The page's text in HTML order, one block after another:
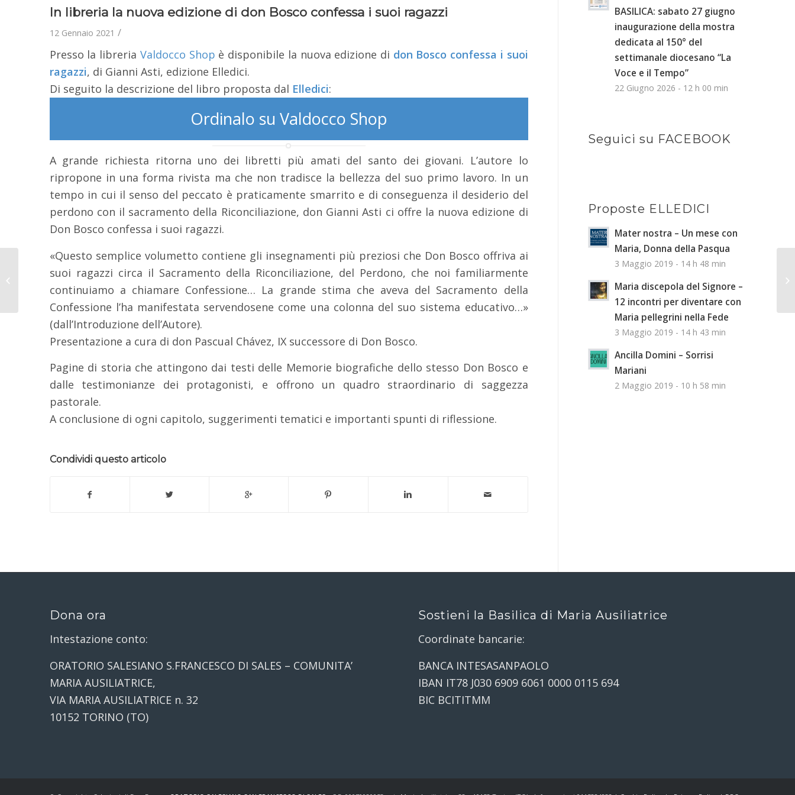
In libreria la nuova edizione di don Bosco confessa i suoi ragazzi
12 Gennaio 2021 /
Presso la libreria Valdocco Shop è disponibile la nuova edizione di don Bosco confessa i suoi
ragazzi, di Gianni Asti, edizione Elledici.
Di seguito la descrizione del libro proposta dal Elledici:
Ordinalo su Valdocco Shop
A grande richiesta ritorna uno dei libretti più amati del santo dei giovani. L’autore lo
ripropone in una forma rivista ma che non tradisce la bellezza del suo primo lavoro. In un
tempo in cui il senso del peccato è praticamente smarrito e di conseguenza il desiderio del
perdono con il sacramento della Riconciliazione, don Gianni Asti ci offre la nuova edizione di
Don Bosco confessa i suoi ragazzi.
«Questo semplice volumetto contiene gli insegnamenti più preziosi che Don Bosco offriva ai
suoi ragazzi circa il Sacramento della Riconciliazione, del Perdono, che noi familiarmente
continuiamo a chiamare Confessione… La grande stima che aveva del Sacramento della
Confessione l’ha manifestata servendosene come una colonna del suo sistema educativo…»
(dall’Introduzione dell’Autore).
Presentazione a cura di don Pascual Chávez, IX successore di Don Bosco.
Pagine di storia che attingono dai testi delle Memorie biografiche dello stesso Don Bosco e
dalle testimonianze dei protagonisti, e offrono un quadro straordinario di saggezza
pastorale.
A conclusione di ogni capitolo, suggerimenti tematici e importanti spunti di riflessione.
Condividi questo articolo
BASILICA: sabato 27 giugno
inaugurazione della mostra
dedicata al 150° del
settimanale diocesano “La
Voce e il Tempo”
22 Giugno 2026 - 12 h 00 min
Seguici su FACEBOOK
Proposte ELLEDICI
Mater nostra – Un mese con
Maria, Donna della Pasqua
3 Maggio 2019 - 14 h 48 min
Maria discepola del Signore –
12 incontri per diventare con
Maria pellegrini nella Fede
3 Maggio 2019 - 14 h 43 min
Ancilla Domini – Sorrisi
Mariani
2 Maggio 2019 - 10 h 58 min
Dona ora
Intestazione conto:
ORATORIO SALESIANO S.FRANCESCO DI SALES – COMUNITA’
MARIA AUSILIATRICE,
VIA MARIA AUSILIATRICE n. 32
10152 TORINO (TO)
Sostieni la Basilica di Maria Ausiliatrice
Coordinate bancarie:
BANCA INTESASANPAOLO
IBAN IT78 J030 6909 6061 0000 0115 694
BIC BCITITMM
Giornate di Spiritualità
della Famiglia
Salesiana, le modalità